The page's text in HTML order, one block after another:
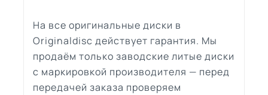
На все оригинальные диски в
Originaldisc действует гарантия. Мы
продаём только заводские литые диски
с маркировкой производителя — перед
передачей заказа проверяем